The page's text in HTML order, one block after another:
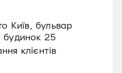
Київ, бульвар
будинок 25
клієнтів